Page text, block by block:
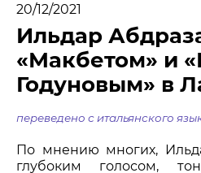
info@iafoundation.ru
109544, Россия, г. Москва,
20/12/2021
Ильдар
«Макбетом» и
Годуновым» в
переведено с итальянского
По мнению многих,
глубоким голосом,